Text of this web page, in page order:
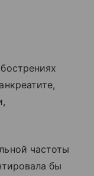
частоты
бы